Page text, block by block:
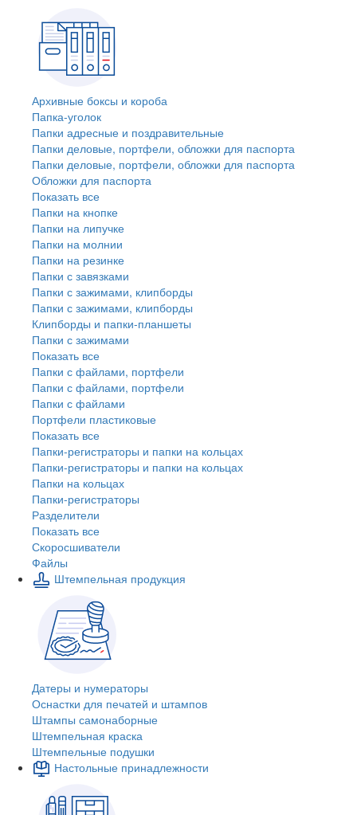
Архивные боксы и короба
Папка-уголок
Папки адресные и поздравительные
Папки деловые, портфели, обложки для паспорта
Папки деловые, портфели, обложки для паспорта
Обложки для паспорта
Показать все
Папки на кнопке
Папки на липучке
Папки на молнии
Папки на резинке
Папки с завязками
Папки с зажимами, клипборды
Папки с зажимами, клипборды
Клипборды и папки-планшеты
Папки с зажимами
Показать все
Папки с файлами, портфели
Папки с файлами, портфели
Папки с файлами
Портфели пластиковые
Показать все
Папки-регистраторы и папки на кольцах
Папки-регистраторы и папки на кольцах
Папки на кольцах
Папки-регистраторы
Разделители
Показать все
Скоросшиватели
Файлы
Штемпельная продукция
Датеры и нумераторы
Оснастки для печатей и штампов
Штампы самонаборные
Штемпельная краска
Штемпельные подушки
Настольные принадлежности